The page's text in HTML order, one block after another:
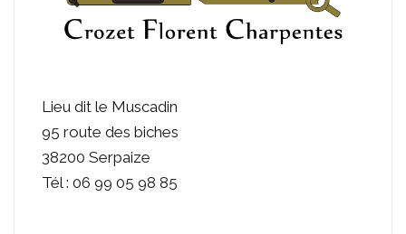
Lieu dit le Muscadin
95 route des biches
38200 Serpaize
Tél : 06 99 05 98 85